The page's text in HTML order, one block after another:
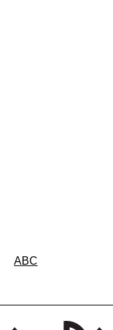
ABC